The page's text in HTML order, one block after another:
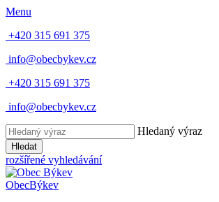
Menu
+420 315 691 375
info@obecbykev.cz
+420 315 691 375
info@obecbykev.cz
Hledaný výraz
Hledat
rozšířené vyhledávání
ObecBýkev